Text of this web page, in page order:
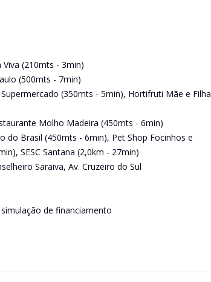
(210mts - 3min)
(500mts - 7min)
(350mts - 5min), Hortifruti Mãe e Filha
Molho Madeira (450mts - 6min)
do Brasil (450mts - 6min), Pet Shop Focinhos e
SESC Santana (2,0km - 27min)
Saraiva, Av. Cruzeiro do Sul
de financiamento